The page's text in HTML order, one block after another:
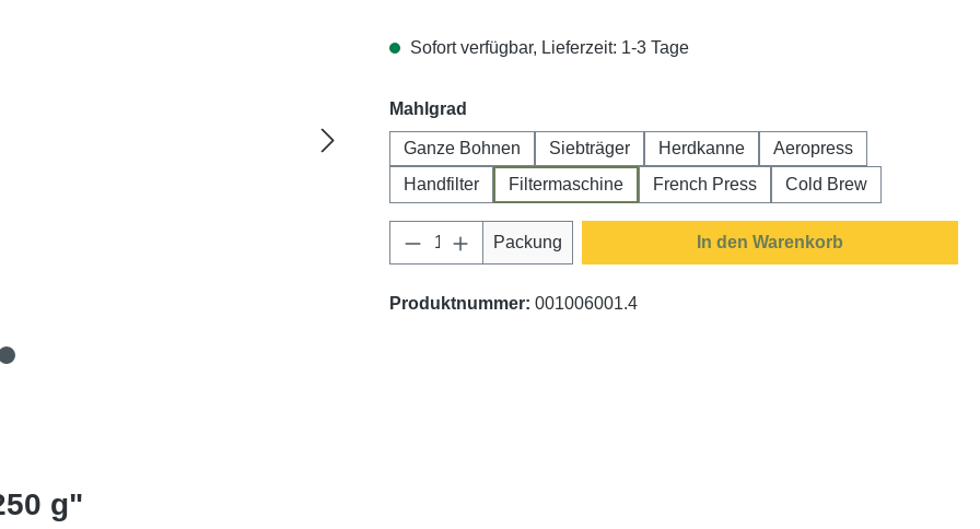
Sofort verfügbar, Lieferzeit: 1-3 Tage
Mahlgrad
Ganze Bohnen Siebträger Herdkanne
Aeropress
Handfilter
Filtermaschine French Press Cold Brew
Produkt Anzahl: Gib den gewünschten Wert ein
Packung In den Warenkorb
Produktnummer: 001006001.4
g"